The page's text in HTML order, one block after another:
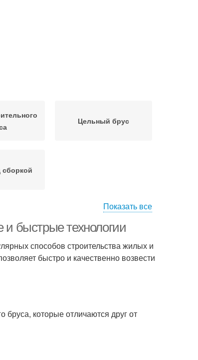
Цельный брус
сборкой
Показать все
и быстрые технологии
способов строительства жилых и
быстро и качественно возвести
бруса, которые отличаются друг от